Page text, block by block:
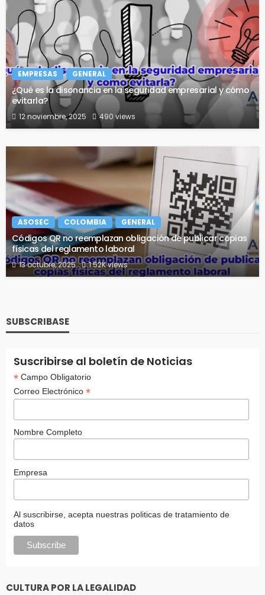
EMPRESAS GENERAL
¿Qué es la disonancia en la seguridad empresarial y cómo
evitarla?
12 noviembre, 2025 490 views
ASOSEC COLOMBIA GENERAL
Códigos QR no reemplazan obligación de publicar copias
físicas del reglamento laboral
13 octubre, 2025 1.52K views
SUBSCRIBASE
Suscribirse al boletín de Noticias
*Campo Obligatorio
Correo Electrónico *
Nombre Completo
Empresa
Al suscribirse, acepta nuestras politicas de tratamiento de
datos
CULTURA POR LA LEGALIDAD